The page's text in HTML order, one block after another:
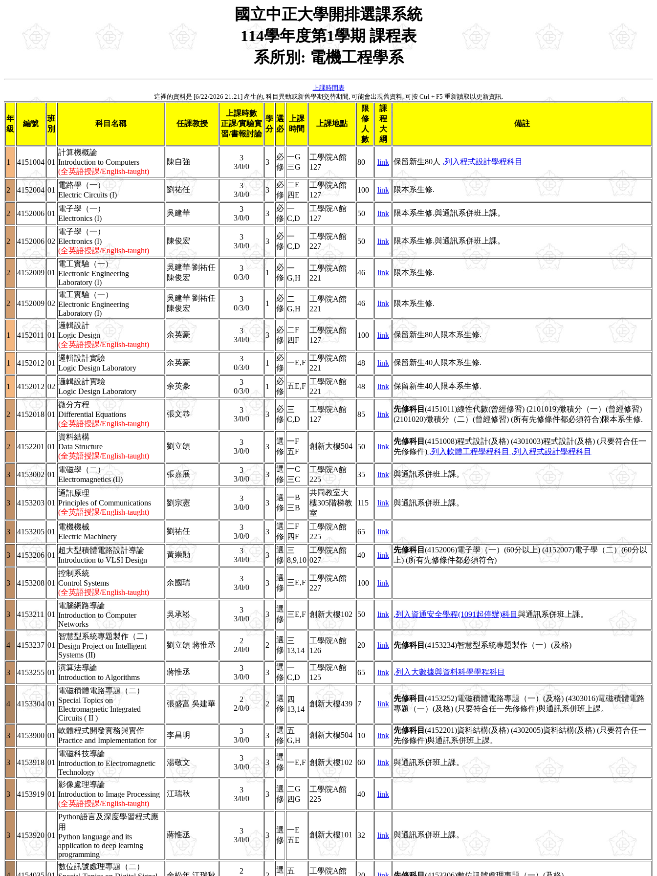
國立中正大學開排選課系統
114學年度第1學期 課程表
系所別: 電機工程學系
上課時間表
這裡的資料是 [6/22/2026 21:21] 產生的, 科目異動或新舊學期交替期間, 可能會出現舊資料, 可按 Ctrl + F5 重新讀取以更新資訊.
年
級
編號
班
別
科目名稱 任課教授
上課時數
正課/實驗實
習/書報討論
學
分
選
必
上課
時間
上課地點
限
修
人
數
課
程
大
綱
備註
1 4151004 01
計算機概論
Introduction to Computers
(全英語授課/English-taught)
陳自強
3
3/0/0
3
必
修
一G
三G
工學院A館
127
80 link 保留新生80人 ,列入程式設計學程科目
2 4152004 01
電路學（一）
Electric Circuits (I)
劉祐任
3
3/0/0
3
必
修
二E
四E
工學院A館
127
100 link 限本系生修.
2 4152006 01
電子學（一）
Electronics (I)
吳建華
3
3/0/0
3
必
修
一
C,D
工學院A館
127
50 link 限本系生修.與通訊系併班上課。
2 4152006 02
電子學（一）
Electronics (I)
(全英語授課/English-taught)
陳俊宏
3
3/0/0
3
必
修
一
C,D
工學院A館
227
50 link 限本系生修.與通訊系併班上課。
2 4152009 01
電工實驗（一）
Electronic Engineering
Laboratory (I)
吳建華 劉祐任
陳俊宏
3
0/3/0
1
必
修
一
G,H
工學院A館
221
46 link 限本系生修.
2 4152009 02
電工實驗（一）
Electronic Engineering
Laboratory (I)
吳建華 劉祐任
陳俊宏
3
0/3/0
1
必
修
二
G,H
工學院A館
221
46 link 限本系生修.
1 4152011 01
邏輯設計
Logic Design
(全英語授課/English-taught)
余英豪
3
3/0/0
3
必
修
二F
四F
工學院A館
127
100 link 保留新生80人限本系生修.
1 4152012 01
邏輯設計實驗
Logic Design Laboratory
余英豪
3
0/3/0
1
必
修
一E,F
工學院A館
221
48 link 保留新生40人限本系生修.
1 4152012 02
邏輯設計實驗
Logic Design Laboratory
余英豪
3
0/3/0
1
必
修
五E,F
工學院A館
221
48 link 保留新生40人限本系生修.
2 4152018 01
微分方程
Differential Equations
(全英語授課/English-taught)
張文恭
3
3/0/0
3
必
修
三
C,D
工學院A館
127
85 link
先修科目 (4151011)線性代數(曾經修習) (2101019)微積分（一）(曾經修習)
(2101020)微積分（二）(曾經修習) (所有先修條件都必須符合)限本系生修.
2 4152201 01
資料結構
Data Structure
(全英語授課/English-taught)
劉立頌
3
3/0/0
3
選
修
一F
五F
創新大樓504 50 link
先修科目 (4151008)程式設計(及格) (4301003)程式設計(及格) (只要符合任一
先修條件) ,列入軟體工程學程科目 ,列入程式設計學程科目
3 4153002 01
電磁學（二）
Electromagnetics (II)
張嘉展
3
3/0/0
3
選
修
一C
三C
工學院A館
225
35 link 與通訊系併班上課。
3 4153203 01
通訊原理
Principles of Communications
(全英語授課/English-taught)
劉宗憲
3
3/0/0
3
選
修
一B
三B
共同教室大
樓305階梯教
室
115 link 與通訊系併班上課。
3 4153205 01
電機機械
Electric Machinery
劉祐任
3
3/0/0
3
選
修
二F
四F
工學院A館
225
65 link
3 4153206 01
超大型積體電路設計導論
Introduction to VLSI Design
黃崇勛
3
3/0/0
3
選
修
三
8,9,10
工學院A館
027
40 link
先修科目 (4152006)電子學（一）(60分以上) (4152007)電子學（二）(60分以
上) (所有先修條件都必須符合)
3 4153208 01
控制系統
Control Systems
(全英語授課/English-taught)
余國瑞
3
3/0/0
3
選
修
三E,F
工學院A館
227
100 link
3 4153211 01
電腦網路導論
Introduction to Computer
Networks
吳承崧
3
3/0/0
3
選
修
三E,F 創新大樓102 50 link ,列入資通安全學程(1091起停辦)科目 與通訊系併班上課。
4 4153237 01
智慧型系統專題製作（二）
Design Project on Intelligent
Systems (II)
劉立頌 蔣惟丞
2
2/0/0
2
選
修
三
13,14
工學院A館
126
20 link 先修科目 (4153234)智慧型系統專題製作（一）(及格)
3 4153255 01
演算法導論
Introduction to Algorithms
蔣惟丞
3
3/0/0
3
選
修
一
C,D
工學院A館
125
65 link ,列入大數據與資料科學學程科目
4 4153304 01
電磁積體電路專題（二）
Special Topics on
Electromagnetic Integrated
Circuits ( II )
張盛富 吳建華
2
2/0/0
2
選
修
四
13,14
創新大樓439 7 link
先修科目 (4153252)電磁積體電路專題（一）(及格) (4303016)電磁積體電路
專題（一）(及格) (只要符合任一先修條件)與通訊系併班上課。
3 4153900 01
軟體程式開發實務與實作
Practice and Implementation for
李昌明
3
3/0/0
3
選
修
五
G,H
創新大樓504 10 link
先修科目 (4152201)資料結構(及格) (4302005)資料結構(及格) (只要符合任一
先修條件)與通訊系併班上課。
3 4153918 01
電磁科技導論
Introduction to Electromagnetic
Technology
湯敬文
3
3/0/0
3
選
修
一E,F 創新大樓102 60 link 與通訊系併班上課。
3 4153919 01
影像處理導論
Introduction to Image Processing
(全英語授課/English-taught)
江瑞秋
3
3/0/0
3
選
修
二G
四G
工學院A館
225
40 link
3 4153920 01
Python語言及深度學習程式應
用
Python language and its
application to deep learning
programming
蔣惟丞
3
3/0/0
3
選
修
一E
五E
創新大樓101 32 link 與通訊系併班上課。
數位訊號處理專題（二）
2
選 五 工學院A館